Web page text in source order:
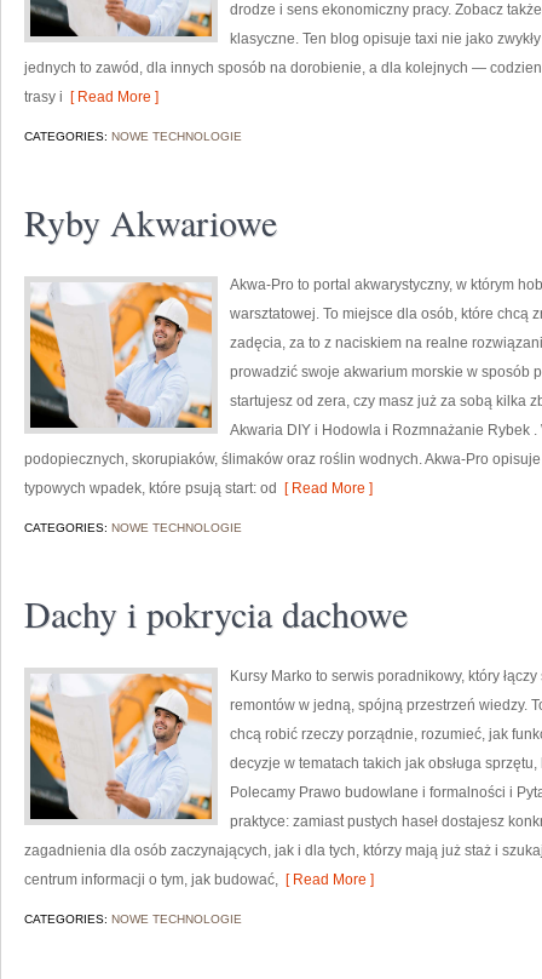
drodze i sens ekonomiczny pracy. Zobacz
klasyczne. Ten blog opisuje taxi nie jako
jednych to zawód, dla innych sposób na dorobienie, a dla kolejnych —
trasy i [ Read More ]
CATEGORIES: NOWE TECHNOLOGIE
Ryby Akwariowe
Akwa-Pro to portal akwarystyczny, w którym
warsztatowej. To miejsce dla osób, które chcą
zadęcia, za to z naciskiem na realne
prowadzić swoje akwarium morskie w sposób
startujesz od zera, czy masz już za sobą kilka
Akwaria DIY i Hodowla i Rozmnażanie Rybek
podopiecznych, skorupiaków, ślimaków oraz roślin wodnych. Akwa-Pro
typowych wpadek, które psują start: od
[ Read More ]
CATEGORIES: NOWE TECHNOLOGIE
Dachy i pokrycia dachowe
Kursy Marko to serwis poradnikowy, który
remontów w jedną, spójną przestrzeń wiedzy.
chcą robić rzeczy porządnie, rozumieć, jak
decyzje w tematach takich jak obsługa
Polecamy Prawo budowlane i formalności i
praktyce: zamiast pustych haseł dostajesz
zagadnienia dla osób zaczynających, jak i dla tych, którzy mają już staż i
centrum informacji o tym, jak budować, [ Read More ]
CATEGORIES: NOWE TECHNOLOGIE